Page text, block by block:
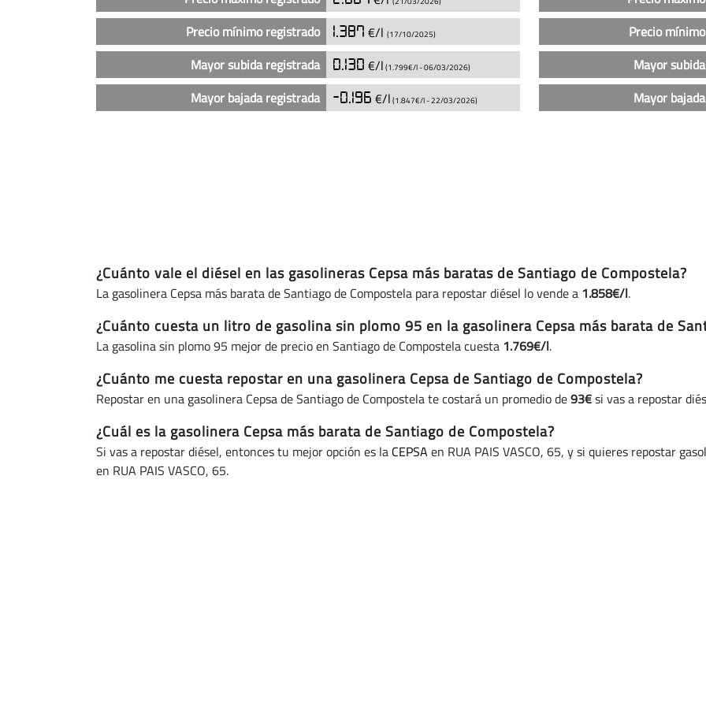
Santiago
Compostela
Precio mínimo registrado 1.387 €/l (17/10/2025)
Mayor subida registrada 0.130 €/l (1.799€/l -06/03/2026)
Mayor bajada registrada -0.196 €/l (1.847€/l -22/03/2026)
las
Cepsa
Precio
Mayor
Mayor
¿Cuánto vale el diésel en las gasolineras Cepsa más baratas de Santiago de Compostela?
La gasolinera Cepsa más barata de Santiago de Compostela para repostar diésel lo vende a 1.858€/l.
¿Cuánto cuesta un litro de gasolina sin plomo 95 en la gasolinera Cepsa más barata de
La gasolina sin plomo 95 mejor de precio en Santiago de Compostela cuesta 1.769€/l.
¿Cuánto me cuesta repostar en una gasolinera Cepsa de Santiago de Compostela?
Repostar en una gasolinera Cepsa de Santiago de Compostela te costará un promedio de93€si vas a repostar
¿Cuál es la gasolinera Cepsa más barata de Santiago de Compostela?
Si vas a repostar diésel, entonces tu mejor opción es la CEPSA en RUA PAIS VASCO, 65, y si quieres repostar
en RUA PAIS VASCO, 65.